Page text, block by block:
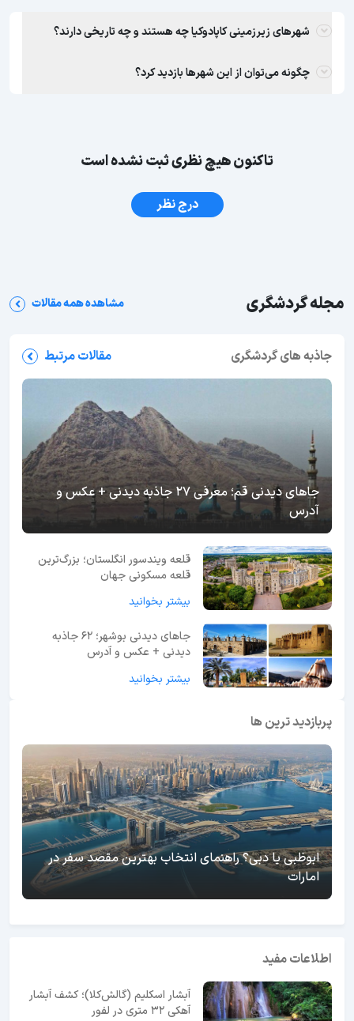
شهرهای زیرزمینی کاپادوکیا چه هستند و چه تاریخی دارند؟
چگونه می‌توان از این شهرها بازدید کرد؟
تاکنون هیچ نظری ثبت نشده است
درج نظر
مجله گردشگری مشاهده همه مقالات
جاذبه های گردشگری مقالات مرتبط
جاهای دیدنی قم؛ معرفی 27 جاذبه دیدنی + عکس و
آدرس
قلعه ویندسور انگلستان؛ بزرگ‌ترین
قلعه مسکونی جهان
بیشتر بخوانید
جاهای دیدنی بوشهر؛ 62 جاذبه
دیدنی + عکس و آدرس
بیشتر بخوانید
پربازدید ترین ها
ابوظبی یا دبی؟ راهنمای انتخاب بهترین مقصد سفر در
امارات
اطلاعات مفید
آبشار اسکلیم (گالش‌کلا)؛ کشف آبشار
آهکی ۳۲ متری در لفور